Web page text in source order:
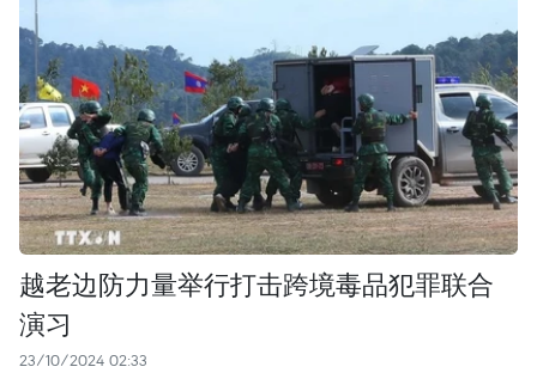
越老边防力量举行打击跨境毒品犯罪联合
演习
23/10/2024 02:33